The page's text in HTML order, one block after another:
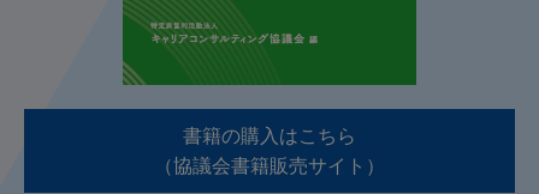
書籍の購入はこちら
（協議会書籍販売サイト）